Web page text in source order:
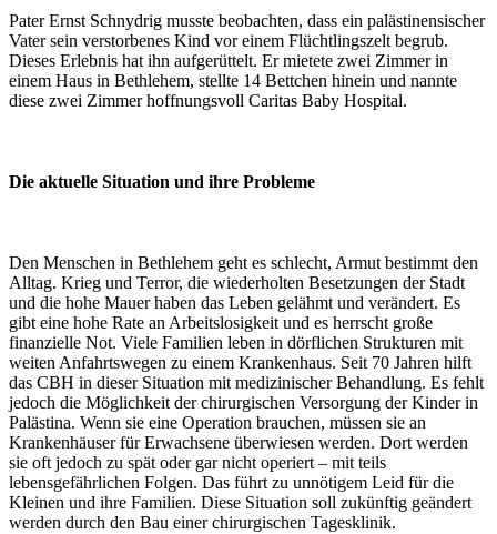
Pater Ernst Schnydrig musste beobachten, dass ein palästinensischer
Vater sein verstorbenes Kind vor einem Flüchtlingszelt begrub.
Dieses Erlebnis hat ihn aufgerüttelt. Er mietete zwei Zimmer in
einem Haus in Bethlehem, stellte 14 Bettchen hinein und nannte
diese zwei Zimmer hoffnungsvoll Caritas Baby Hospital.
Die aktuelle Situation und ihre Probleme
Den Menschen in Bethlehem geht es schlecht, Armut bestimmt den
Alltag. Krieg und Terror, die wiederholten Besetzungen der Stadt
und die hohe Mauer haben das Leben gelähmt und verändert. Es
gibt eine hohe Rate an Arbeitslosigkeit und es herrscht große
finanzielle Not. Viele Familien leben in dörflichen Strukturen mit
weiten Anfahrtswegen zu einem Krankenhaus. Seit 70 Jahren hilft
das CBH in dieser Situation mit medizinischer Behandlung. Es fehlt
jedoch die Möglichkeit der chirurgischen Versorgung der Kinder in
Palästina. Wenn sie eine Operation brauchen, müssen sie an
Krankenhäuser für Erwachsene überwiesen werden. Dort werden
sie oft jedoch zu spät oder gar nicht operiert – mit teils
lebensgefährlichen Folgen. Das führt zu unnötigem Leid für die
Kleinen und ihre Familien. Diese Situation soll zukünftig geändert
werden durch den Bau einer chirurgischen Tagesklinik.